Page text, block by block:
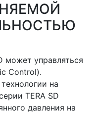
может управляться
Control).
на
TERA SD
давления на